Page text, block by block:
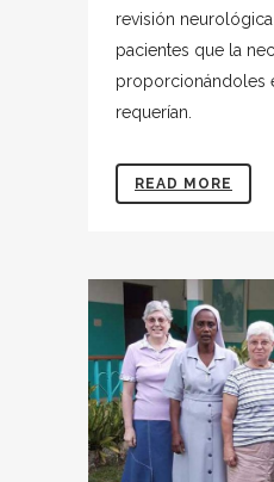
revisión
pacientes que la
proporcionándoles
requerían.
READ MORE